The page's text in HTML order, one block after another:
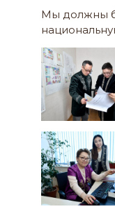
Мы должны